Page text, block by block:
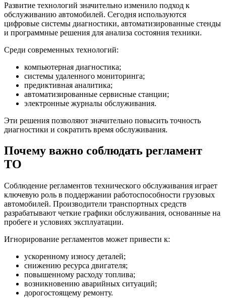
Развитие технологий значительно изменило подход к
обслуживанию автомобилей. Сегодня используются
цифровые системы диагностики, автоматизированные стенды
и программные решения для анализа состояния техники.
Среди современных технологий:
компьютерная диагностика;
системы удаленного мониторинга;
предиктивная аналитика;
автоматизированные сервисные станции;
электронные журналы обслуживания.
Эти решения позволяют значительно повысить точность
диагностики и сократить время обслуживания.
Почему важно соблюдать регламент
ТО
Соблюдение регламентов технического обслуживания играет
ключевую роль в поддержании работоспособности грузовых
автомобилей. Производители транспортных средств
разрабатывают четкие графики обслуживания, основанные на
пробеге и условиях эксплуатации.
Игнорирование регламентов может привести к:
ускоренному износу деталей;
снижению ресурса двигателя;
повышенному расходу топлива;
возникновению аварийных ситуаций;
дорогостоящему ремонту.